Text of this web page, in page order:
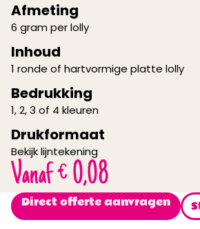
Afmeting
6 gram per lolly
Inhoud
1 ronde of hartvormige platte lolly
Bedrukking
1, 2, 3 of 4 kleuren
Drukformaat
Bekijk lijntekening
Vanaf€0,08
Direct offerte aanvragen